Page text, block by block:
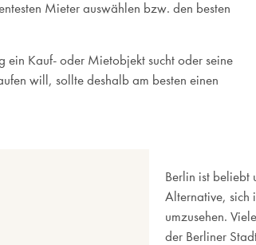
Mieter auswählen bzw. den besten
ein Kauf- oder Mietobjekt sucht oder seine
will, sollte deshalb am besten einen
Berlin ist beliebt
Alternative, sich
umzusehen.
der Berliner